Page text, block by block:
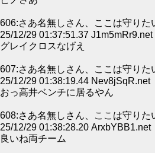
606:さあ名無しさん、ここは守りた
25/12/29 01:37:51.37 J1m5mRr9.net
グレイクロスなげえ
607:さあ名無しさん、ここは守りた
25/12/29 01:38:19.44 Nev8jSqR.net
おっ高井ベンチに居るやん
608:さあ名無しさん、ここは守りた
25/12/29 01:38:28.20 ArxbYBB1.net
良いね両チーム